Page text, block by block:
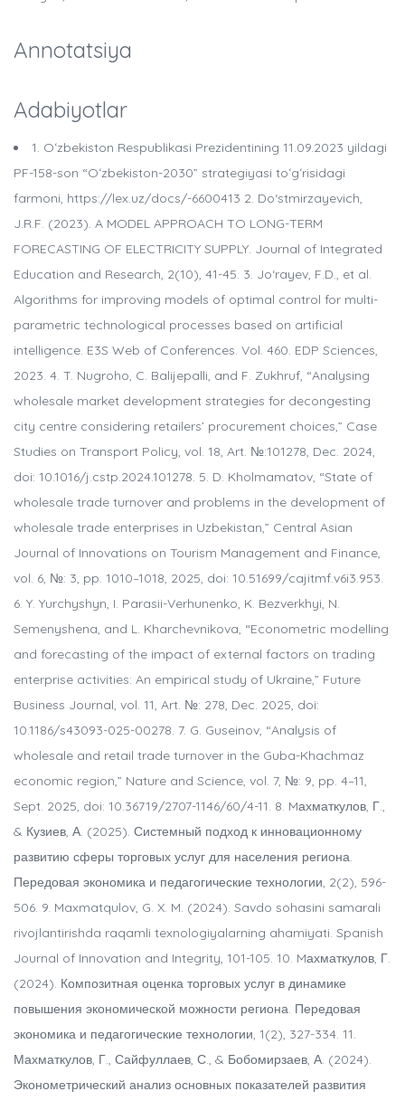
Annotatsiya
Adabiyotlar
1. Oʻzbekiston Respublikasi Prezidentining 11.09.2023 yildagi
PF-158-son “Oʻzbekiston-2030” strategiyasi toʻgʻrisidagi
farmoni, https://lex.uz/docs/-6600413 2. Do‘stmirzayevich,
J.R.F. (2023). A MODEL APPROACH TO LONG-TERM
FORECASTING OF ELECTRICITY SUPPLY. Journal of Integrated
Education and Research, 2(10), 41-45. 3. Jo‘rayev, F.D., et al.
Algorithms for improving models of optimal control for multi-
parametric technological processes based on artificial
intelligence. E3S Web of Conferences. Vol. 460. EDP Sciences,
2023. 4. T. Nugroho, C. Balijepalli, and F. Zukhruf, “Analysing
wholesale market development strategies for decongesting
city centre considering retailers’ procurement choices,” Case
Studies on Transport Policy, vol. 18, Art. №:101278, Dec. 2024,
doi: 10.1016/j.cstp.2024.101278. 5. D. Kholmamatov, “State of
wholesale trade turnover and problems in the development of
wholesale trade enterprises in Uzbekistan,” Central Asian
Journal of Innovations on Tourism Management and Finance,
vol. 6, №: 3, pp. 1010–1018, 2025, doi: 10.51699/cajitmf.v6i3.953.
6. Y. Yurchyshyn, I. Parasii-Verhunenko, K. Bezverkhyi, N.
Semenyshena, and L. Kharchevnikova, “Econometric modelling
and forecasting of the impact of external factors on trading
enterprise activities: An empirical study of Ukraine,” Future
Business Journal, vol. 11, Art. №: 278, Dec. 2025, doi:
10.1186/s43093-025-00278. 7. G. Guseinov, “Analysis of
wholesale and retail trade turnover in the Guba-Khachmaz
economic region,” Nature and Science, vol. 7, №: 9, pp. 4–11,
Sept. 2025, doi: 10.36719/2707-1146/60/4-11. 8. Mахматкулов, Г.,
& Кузиев, А. (2025). Системный подход к инновационному
развитию сферы торговых услуг для населения региона.
Передовая экономика и педагогические технологии, 2(2), 596-
506. 9. Maxmatqulov, G. X. M. (2024). Savdo sohasini samarali
rivojlantirishda raqamli texnologiyalarning ahamiyati. Spanish
Journal of Innovation and Integrity, 101-105. 10. Mахматкулов, Г.
(2024). Композитная оценка торговых услуг в динамике
повышения экономической можности региона. Передовая
экономика и педагогические технологии, 1(2), 327-334. 11.
Махматкулов, Г., Сайфуллаев, С., & Бобомирзаев, А. (2024).
Эконометрический анализ основных показателей развития